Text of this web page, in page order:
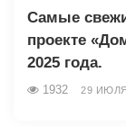
Самые
проекте
2025 года.
1932 29